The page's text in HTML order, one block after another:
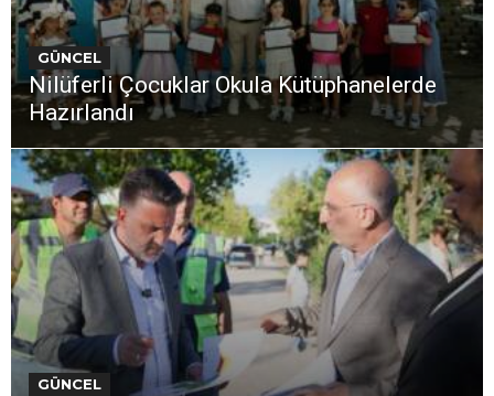
GÜNCEL
Nilüferli Çocuklar Okula Kütüphanelerde
Hazırlandı
GÜNCEL